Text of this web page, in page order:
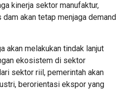
kinerja sektor manufaktur,
akan tetap menjaga demand
akan melakukan tindak lanjut
ekosistem di sektor
sektor riil, pemerintah akan
berorientasi ekspor yang